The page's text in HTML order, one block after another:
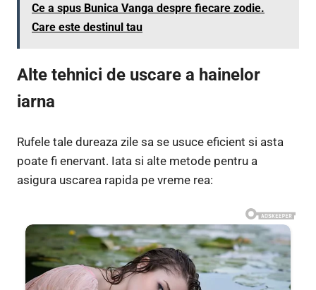
Ce a spus Bunica Vanga despre fiecare zodie.
Care este destinul tau
Alte tehnici de uscare a hainelor
iarna
Rufele tale dureaza zile sa se usuce eficient si asta
poate fi enervant. Iata si alte metode pentru a
asigura uscarea rapida pe vreme rea: